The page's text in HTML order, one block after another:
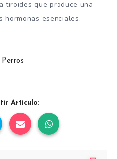
tiroides que produce una
hormonas esenciales.
Perros
Artículo: